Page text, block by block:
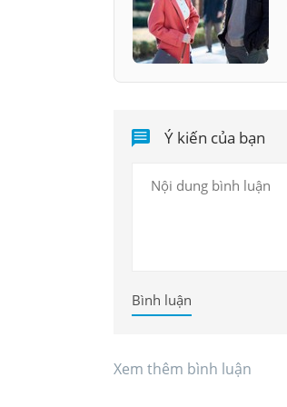
Ý kiến của bạn
Bình luận
Xem thêm bình luận